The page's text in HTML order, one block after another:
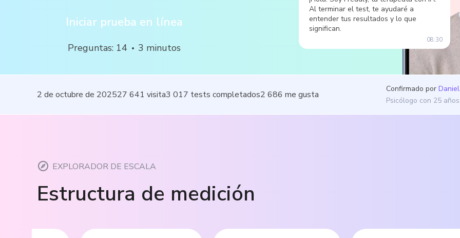
Iniciar prueba en línea
Preguntas: 14 3 minutos
Al terminar el test, te ayudaré a
entender tus resultados y lo que
significan.
08:30
2 de octubre de 202527 641 visita3 017 tests completados2 686 me gusta
Confirmado por
Psicólogo con 25
EXPLORADOR DE ESCALA
Estructura de medición